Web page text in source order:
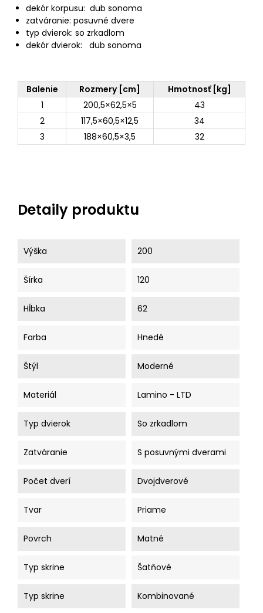
dekór korpusu: dub sonoma
zatváranie: posuvné dvere
typ dvierok: so zrkadlom
dekór dvierok: dub sonoma
Balenie Rozmery [cm]
Hmotnosť [kg]
1
200,5×62,5×5
43
2
117,5×60,5×12,5
34
3
188×60,5×3,5 32
Detaily produktu
Výška 200
Šírka 120
Hĺbka 62
Farba Hnedé
Štýl Moderné
Materiál Lamino - LTD
Typ dvierok So zrkadlom
Zatváranie S posuvnými dverami
Počet dverí Dvojdverové
Tvar Priame
Povrch Matné
Typ skrine Šatňové
Typ skrine Kombinované